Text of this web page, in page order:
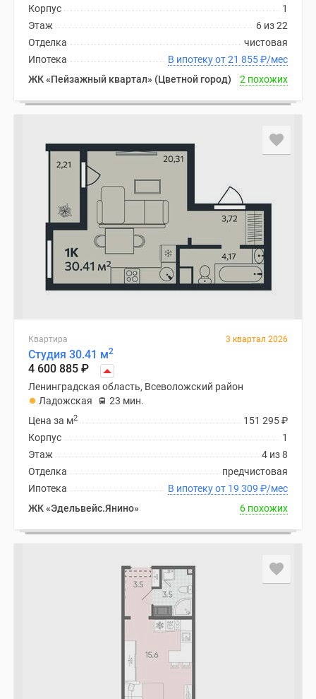
1
Корпус
6 из 22
Этаж
чистовая
Отделка
В ипотеку от 21 855₽/мес
Ипотека
ЖК «Пейзажный квартал» (Цветной город)
2 похожих
Квартира 3 квартал 2026
Студия 30.41 м2
4 600 885 ₽
Ленинградская область, Всеволожский район
Ладожская
23 мин.
151 295₽
Цена за м2
1
Корпус
4 из 8
Этаж
предчистовая
Отделка
В ипотеку от 19 309 ₽/мес
Ипотека
ЖК «Эдельвейс.Янино»
6 похожих